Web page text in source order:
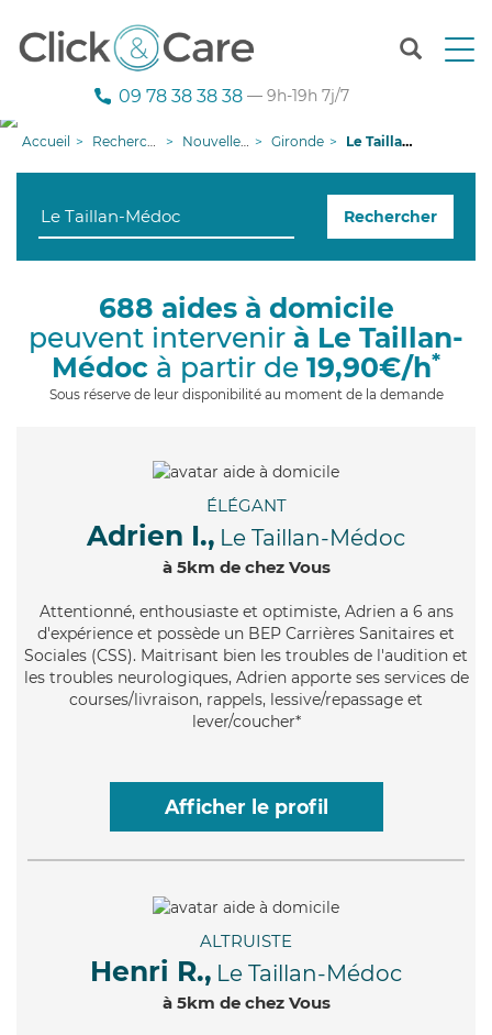
T
n
g
i
09 78 38 38 38 — 9h-19h 7j/7
Accueil Recherche aide à domicile Nouvelle-Aquitaine Gironde Le Taillan-Médoc
Rechercher
688 aides à domicile
peuvent intervenir à Le Taillan-
Médoc à partir de 19,90€/h*
Sous réserve de leur disponibilité au moment de la demande
ÉLÉGANT
Adrien I., Le Taillan-Médoc
à 5km de chez Vous
Attentionné, enthousiaste et optimiste, Adrien a 6 ans
d'expérience et possède un BEP Carrières Sanitaires et
Sociales (CSS). Maitrisant bien les troubles de l'audition et
les troubles neurologiques, Adrien apporte ses services de
courses/livraison, rappels, lessive/repassage et
lever/coucher*
Afficher le profil
ALTRUISTE
Henri R., Le Taillan-Médoc
à 5km de chez Vous